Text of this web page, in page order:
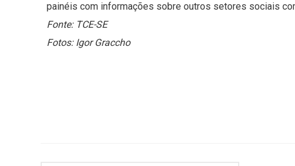
painéis com informações sobre outros setores sociais
Fonte: TCE-SE
Fotos: Igor Graccho